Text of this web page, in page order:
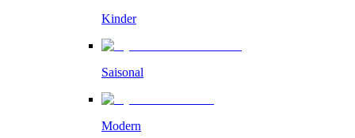
Kinder
Saisonal
Modern